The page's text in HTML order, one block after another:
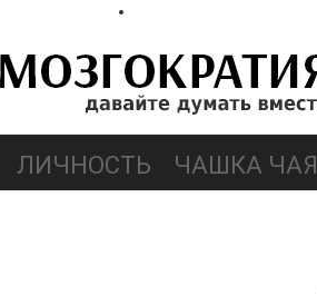
ЛИЧНОСТЬ ЧАШКА ЧАЯ